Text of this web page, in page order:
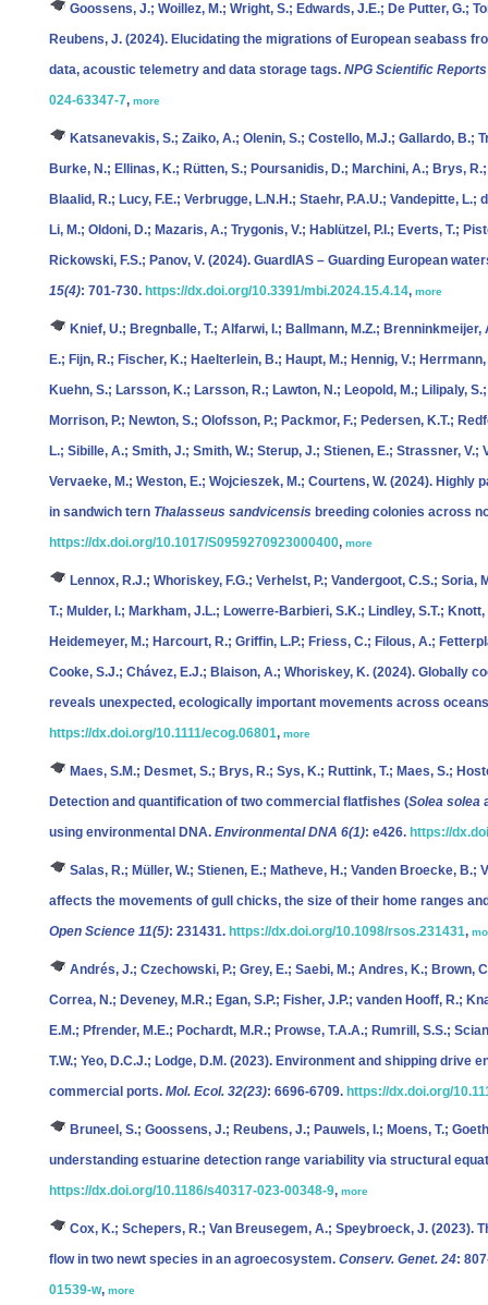
Goossens, J.; Woillez, M.; Wright, S.; Edwards, J.E.; De Putter, G.;
Reubens, J. (2024). Elucidating the migrations of European seabass
data, acoustic telemetry and data storage tags. NPG Scientific
024-63347-7, more
Katsanevakis, S.; Zaiko, A.; Olenin, S.; Costello, M.J.; Gallardo, B.;
Burke, N.; Ellinas, K.; Rütten, S.; Poursanidis, D.; Marchini, A.; Brys,
Blaalid, R.; Lucy, F.E.; Verbrugge, L.N.H.; Staehr, P.A.U.; Vandepitte,
Li, M.; Oldoni, D.; Mazaris, A.; Trygonis, V.; Hablützel, P.I.; Everts, T.;
Rickowski, F.S.; Panov, V. (2024). GuardIAS – Guarding European
15(4): 701-730. https://dx.doi.org/10.3391/mbi.2024.15.4.14, more
Knief, U.; Bregnballe, T.; Alfarwi, I.; Ballmann, M.Z.;
E.; Fijn, R.; Fischer, K.; Haelterlein, B.; Haupt, M.; Hennig, V.;
Kuehn, S.; Larsson, K.; Larsson, R.; Lawton, N.; Leopold, M.; Lilipaly,
Morrison, P.; Newton, S.; Olofsson, P.; Packmor, F.; Pedersen, K.T.;
L.; Sibille, A.; Smith, J.; Smith, W.; Sterup, J.; Stienen, E.; Strassner, V.;
Vervaeke, M.; Weston, E.; Wojcieszek, M.; Courtens, W. (2024). Highly
in sandwich tern Thalasseus sandvicensis breeding colonies across
https://dx.doi.org/10.1017/S0959270923000400, more
Lennox, R.J.; Whoriskey, F.G.; Verhelst, P.; Vandergoot, C.S.;
T.; Mulder, I.; Markham, J.L.; Lowerre-Barbieri, S.K.; Lindley, S.T.;
Heidemeyer, M.; Harcourt, R.; Griffin, L.P.; Friess, C.; Filous, A.;
Cooke, S.J.; Chávez, E.J.; Blaison, A.; Whoriskey, K. (2024). Globally
reveals unexpected, ecologically important movements across
https://dx.doi.org/10.1111/ecog.06801, more
Maes, S.M.; Desmet, S.; Brys, R.; Sys, K.; Ruttink, T.; Maes, S.;
Detection and quantification of two commercial flatfishes (Solea solea
using environmental DNA. Environmental DNA 6(1): e426. https://
Salas, R.; Müller, W.; Stienen, E.; Matheve, H.; Vanden Broecke, B.;
affects the movements of gull chicks, the size of their home ranges
Open Science 11(5): 231431. https://dx.doi.org/10.1098/rsos.231431,
Andrés, J.; Czechowski, P.; Grey, E.; Saebi, M.; Andres, K.; Brown,
Correa, N.; Deveney, M.R.; Egan, S.P.; Fisher, J.P.; vanden Hooff, R.;
E.M.; Pfrender, M.E.; Pochardt, M.R.; Prowse, T.A.A.; Rumrill, S.S.;
T.W.; Yeo, D.C.J.; Lodge, D.M. (2023). Environment and shipping drive
commercial ports. Mol. Ecol. 32(23): 6696-6709. https://dx.doi.org/
Bruneel, S.; Goossens, J.; Reubens, J.; Pauwels, I.; Moens, T.;
understanding estuarine detection range variability via structural
https://dx.doi.org/10.1186/s40317-023-00348-9, more
Cox, K.; Schepers, R.; Van Breusegem, A.; Speybroeck, J. (2023).
flow in two newt species in an agroecosystem. Conserv. Genet. 24:
01539-w, more